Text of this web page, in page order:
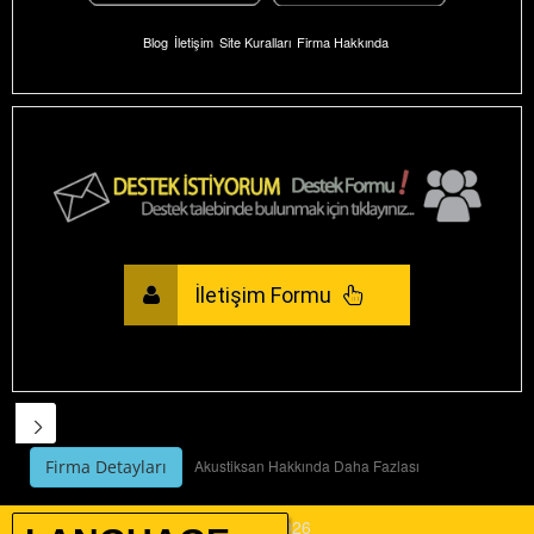
Blog İletişim Site Kuralları Firma Hakkında
İletişim Formu
Firma Detayları Akustiksan Hakkında Daha Fazlası
By Company AKUSTİKSAN A.Ş. © 2026